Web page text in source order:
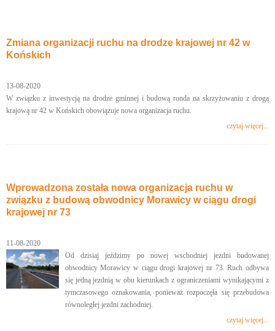
Zmiana organizacji ruchu na drodze krajowej nr 42 w
Końskich
13-08-2020
W związku z inwestycją na drodze gminnej i budową ronda na skrzyżowaniu z drogą
krajową nr 42 w Końskich obowiązuje nowa organizacja ruchu.
czytaj więcej...
Wprowadzona została nowa organizacja ruchu w
związku z budową obwodnicy Morawicy w ciągu drogi
krajowej nr 73
11-08-2020
Od dzisiaj jeździmy po nowej wschodniej jezdni budowanej
obwodnicy Morawicy w ciągu drogi krajowej nr 73. Ruch odbywa
się jedną jezdnią w obu kierunkach z ograniczeniami wynikającymi z
tymczasowego oznakowania, ponieważ rozpoczęła się przebudowa
równoległej jezdni zachodniej.
czytaj więcej...